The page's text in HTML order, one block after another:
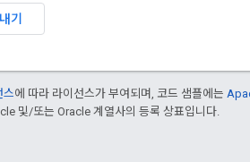
기
스에 따라 라이선스가 부여되며, 코드 샘플에는
및/또는 Oracle 계열사의 등록 상표입니다.